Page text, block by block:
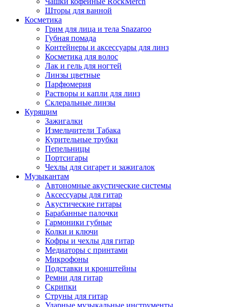
Шторы для ванной
Косметика
Грим для лица и тела Snazaroo
Губная помада
Контейнеры и аксессуары для линз
Косметика для волос
Лак и гель для ногтей
Линзы цветные
Парфюмерия
Растворы и капли для линз
Склеральные линзы
Курящим
Зажигалки
Измельчители Табака
Курительные трубки
Пепельницы
Портсигары
Чехлы для сигарет и зажигалок
Музыкантам
Автономные акустические системы
Аксессуары для гитар
Акустические гитары
Барабанные палочки
Гармоники губные
Колки и ключи
Кофры и чехлы для гитар
Медиаторы с принтами
Микрофоны
Подставки и кронштейны
Ремни для гитар
Скрипки
Струны для гитар
Ударные музыкальные инструменты